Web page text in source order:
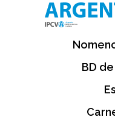
BD